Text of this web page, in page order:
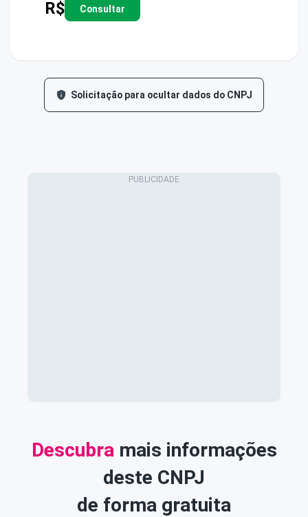
R$ Consultar
Solicitação para ocultar dados do CNPJ
Descubra mais informações
deste CNPJ
de forma gratuita